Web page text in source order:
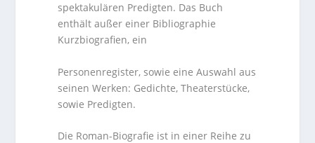
spektakulären Predigten. Das Buch
enthält außer einer Bibliographie
Kurzbiografien, ein
Personenregister, sowie eine Auswahl aus
seinen Werken: Gedichte, Theaterstücke,
sowie Predigten.
Die Roman-Biografie ist in einer Reihe zu